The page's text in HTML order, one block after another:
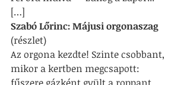
[…]
Szabó Lőrinc: Májusi orgonaszag
(részlet)
Az orgona kezdte! Szinte csobbant,
mikor a kertben megcsapott:
fűszere gázként gyült a roppant